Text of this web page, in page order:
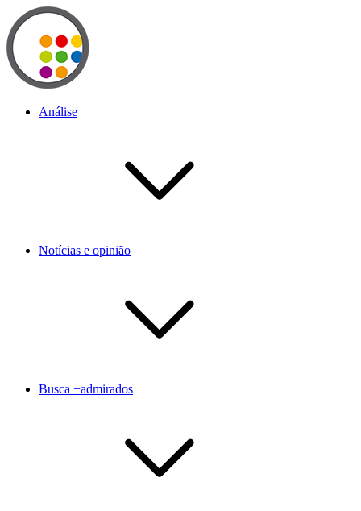
Análise
Notícias e opinião
Busca +admirados